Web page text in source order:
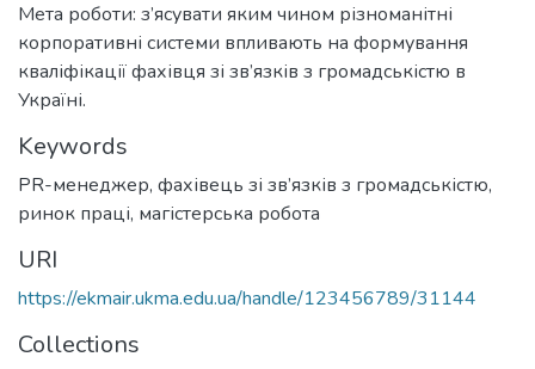
Мета роботи: з’ясувати яким чином різноманітні
корпоративні системи впливають на формування
кваліфікації фахівця зі зв’язків з громадськістю в
Україні.
Keywords
PR-менеджер, фахівець зі зв’язків з громадськістю,
ринок праці, магістерська робота
URI
https://ekmair.ukma.edu.ua/handle/123456789/31144
Collections